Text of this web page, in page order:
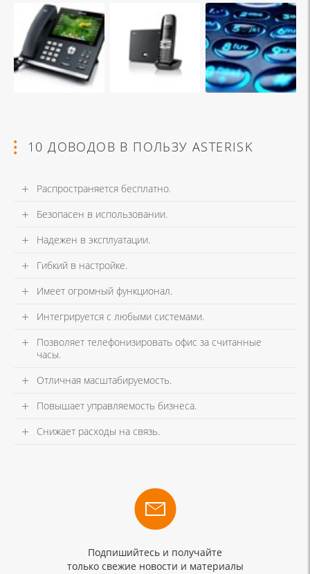
10 ДОВОДОВ В ПОЛЬЗУ ASTERISK
Распространяется бесплатно.
Безопасен в использовании.
Надежен в эксплуатации.
Гибкий в настройке.
Имеет огромный функционал.
Интегрируется с любыми системами.
Позволяет телефонизировать офис за считанные
часы.
Отличная масштабируемость.
Повышает управляемость бизнеса.
Снижает расходы на связь.
Подпишийтесь и получайте
только свежие новости и материалы